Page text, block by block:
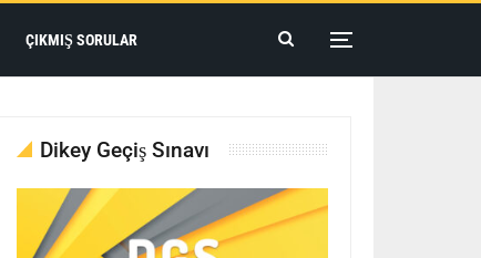
ÇIKMIŞ SORULAR
Dikey Geçiş Sınavı